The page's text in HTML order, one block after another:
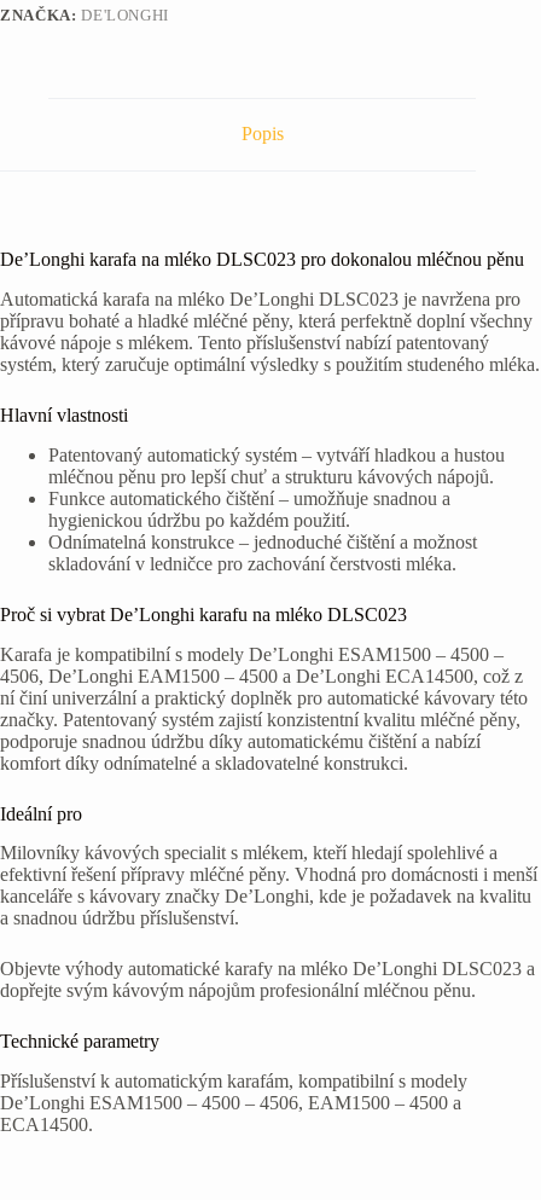
ZNAČKA:DE'LONGHI
Popis
De’Longhi karafa na mléko DLSC023 pro dokonalou mléčnou pěnu
Automatická karafa na mléko De’Longhi DLSC023 je navržena pro
přípravu bohaté a hladké mléčné pěny, která perfektně doplní všechny
kávové nápoje s mlékem. Tento příslušenství nabízí patentovaný
systém, který zaručuje optimální výsledky s použitím studeného mléka.
Hlavní vlastnosti
Patentovaný automatický systém – vytváří hladkou a hustou
mléčnou pěnu pro lepší chuť a strukturu kávových nápojů.
Funkce automatického čištění – umožňuje snadnou a
hygienickou údržbu po každém použití.
Odnímatelná konstrukce – jednoduché čištění a možnost
skladování v ledničce pro zachování čerstvosti mléka.
Proč si vybrat De’Longhi karafu na mléko DLSC023
Karafa je kompatibilní s modely De’Longhi ESAM1500 – 4500 –
4506, De’Longhi EAM1500 – 4500 a De’Longhi ECA14500, což z
ní činí univerzální a praktický doplněk pro automatické kávovary této
značky. Patentovaný systém zajistí konzistentní kvalitu mléčné pěny,
podporuje snadnou údržbu díky automatickému čištění a nabízí
komfort díky odnímatelné a skladovatelné konstrukci.
Ideální pro
Milovníky kávových specialit s mlékem, kteří hledají spolehlivé a
efektivní řešení přípravy mléčné pěny. Vhodná pro domácnosti i menší
kanceláře s kávovary značky De’Longhi, kde je požadavek na kvalitu
a snadnou údržbu příslušenství.
Objevte výhody automatické karafy na mléko De’Longhi DLSC023 a
dopřejte svým kávovým nápojům profesionální mléčnou pěnu.
Technické parametry
Příslušenství k automatickým karafám, kompatibilní s modely
De’Longhi ESAM1500 – 4500 – 4506, EAM1500 – 4500 a
ECA14500.